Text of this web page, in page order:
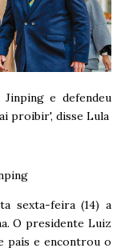
e defendeu
proibir', disse Lula
sexta-feira (14) a
O presidente Luiz
país e encontrou o